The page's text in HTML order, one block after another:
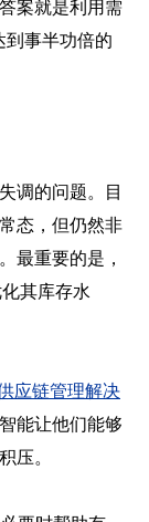
案就是利用需
到事半功倍的
调的问题。目
态，但仍然非
最重要的是，
其库存水
应链管理解决
能让他们能够
压。